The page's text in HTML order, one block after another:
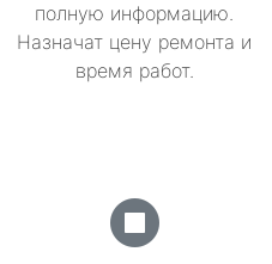
полную информацию.
Назначат цену ремонта и
время работ.